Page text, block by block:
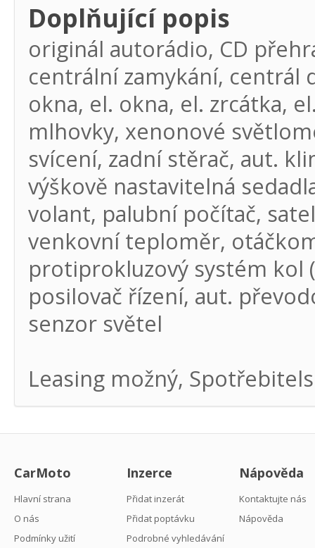
Doplňující popis
originál autorádio, CD
centrální zamykání, centrál
okna, el. okna, el. zrcátka,
mlhovky, xenonové
svícení, zadní stěrač, aut.
výškově nastavitelná
volant, palubní počítač,
venkovní teploměr,
protiprokluzový systém kol
posilovač řízení, aut.
senzor světel
Leasing možný,
CarMoto
Hlavní strana
O nás
Podmínky užití
Inzerce
Přidat inzerát
Přidat poptávku
Podrobné vyhledávání
Nápověda
Kontaktujte nás
Nápověda